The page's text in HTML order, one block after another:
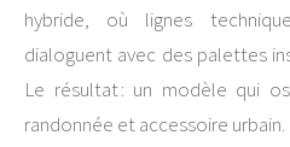
hybride, où lignes
dialoguent avec des palettes
Le résultat : un modèle qui
randonnée et accessoire urbain.